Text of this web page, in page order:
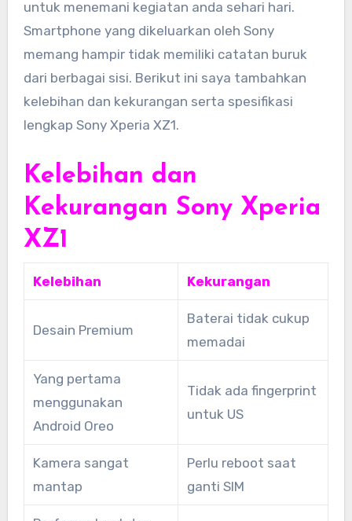
untuk menemani kegiatan anda sehari hari.
Smartphone yang dikeluarkan oleh Sony
memang hampir tidak memiliki catatan buruk
dari berbagai sisi. Berikut ini saya tambahkan
kelebihan dan kekurangan serta spesifikasi
lengkap Sony Xperia XZ1.
Kelebihan dan
Kekurangan Sony Xperia
XZ1
Kelebihan Kekurangan
Desain Premium
Baterai tidak cukup
memadai
Yang pertama
menggunakan
Android Oreo
Tidak ada fingerprint
untuk US
Kamera sangat
mantap
Perlu reboot saat
ganti SIM